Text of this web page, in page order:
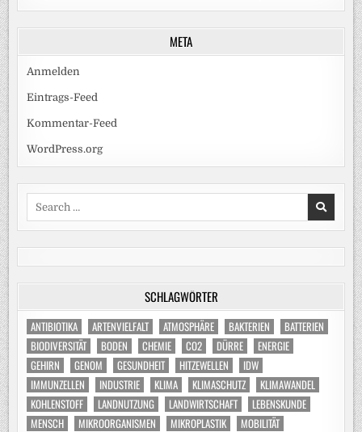
META
Anmelden
Eintrags-Feed
Kommentar-Feed
WordPress.org
SCHLAGWÖRTER
ANTIBIOTIKA ARTENVIELFALT ATMOSPHÄRE BAKTERIEN
BATTERIEN
BIODIVERSITÄT
BODEN CHEMIE CO2 DÜRRE
ENERGIE
GEHIRN
GENOM GESUNDHEIT HITZEWELLEN
IDW
IMMUNZELLEN
INDUSTRIE KLIMA KLIMASCHUTZ
KLIMAWANDEL
KOHLENSTOFF
LANDNUTZUNG LANDWIRTSCHAFT
LEBENSKUNDE
MENSCH
MIKROORGANISMEN MIKROPLASTIK
MOBILITÄT